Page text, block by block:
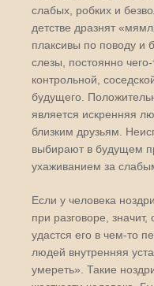
слабых, робких и
детстве дразнят
плаксивы по поводу и
слезы, постоянно чего-
контрольной,
будущего.
является искренняя
близким друзьям.
выбирают в будущем
ухаживанием за
Если у человека
при разговоре,
удастся его в чем-то
людей внутренняя
умереть». Такие